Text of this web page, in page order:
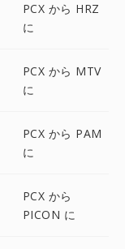
PCX から HRZ
に
PCX から MTV
に
PCX から PAM
に
PCX から
PICON に